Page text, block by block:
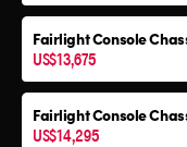
Fairlight Console
US$13,675
Fairlight Console
US$14,295